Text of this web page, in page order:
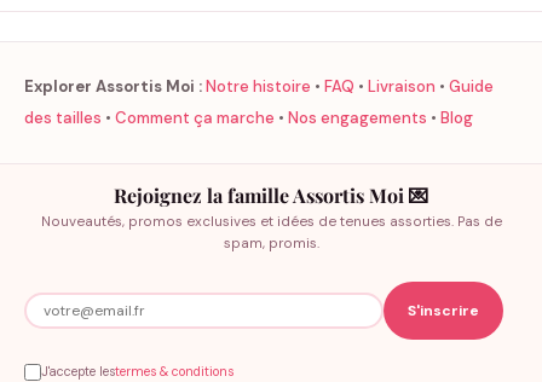
Explorer Assortis Moi :Notre histoire • FAQ • Livraison • Guide
des tailles • Comment ça marche • Nos engagements • Blog
Rejoignez la famille Assortis Moi 💌
Nouveautés, promos exclusives et idées de tenues assorties. Pas de
spam, promis.
J'accepte lestermes & conditions